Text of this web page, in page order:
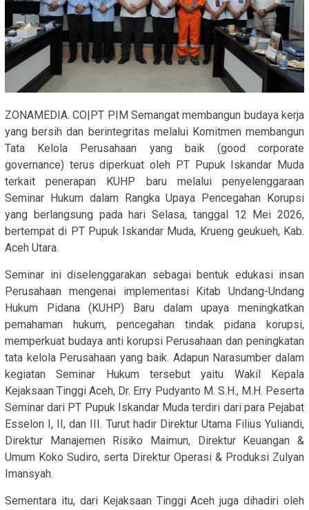
ZONAMEDIA. CO|PT PIM Semangat membangun budaya kerja
yang bersih dan berintegritas melalui Komitmen membangun
Tata Kelola Perusahaan yang baik (good corporate
governance) terus diperkuat oleh PT Pupuk Iskandar Muda
terkait penerapan KUHP baru melalui penyelenggaraan
Seminar Hukum dalam Rangka Upaya Pencegahan Korupsi
yang berlangsung pada hari Selasa, tanggal 12 Mei 2026,
bertempat di PT Pupuk Iskandar Muda, Krueng geukueh, Kab.
Aceh Utara.
Seminar ini diselenggarakan sebagai bentuk edukasi insan
Perusahaan mengenai implementasi Kitab Undang-Undang
Hukum Pidana (KUHP) Baru dalam upaya meningkatkan
pemahaman hukum, pencegahan tindak pidana korupsi,
memperkuat budaya anti korupsi Perusahaan dan peningkatan
tata kelola Perusahaan yang baik. Adapun Narasumber dalam
kegiatan Seminar Hukum tersebut yaitu Wakil Kepala
Kejaksaan Tinggi Aceh, Dr. Erry Pudyanto M. S.H., M.H. Peserta
Seminar dari PT Pupuk Iskandar Muda terdiri dari para Pejabat
Esselon I, II, dan III. Turut hadir Direktur Utama Filius Yuliandi,
Direktur Manajemen Risiko Maimun, Direktur Keuangan &
Umum Koko Sudiro, serta Direktur Operasi & Produksi Zulyan
Imansyah.
Sementara itu, dari Kejaksaan Tinggi Aceh juga dihadiri oleh